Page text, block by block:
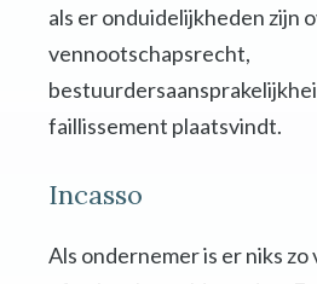
als er onduidelijkheden zijn
vennootschapsrecht,
faillissement plaatsvindt.
Incasso
Als ondernemer is er niks